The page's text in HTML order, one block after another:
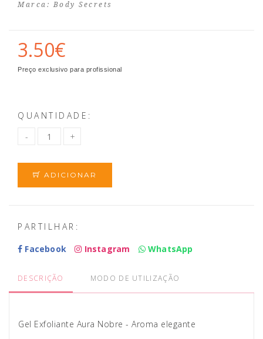
Marca: Body Secrets
3.50€
Preço exclusivo para profissional
QUANTIDADE:
ADICIONAR
PARTILHAR:
Facebook
Instagram WhatsApp
DESCRIÇÃO MODO DE UTILIZAÇÃO
Gel Exfoliante Aura Nobre - Aroma elegante